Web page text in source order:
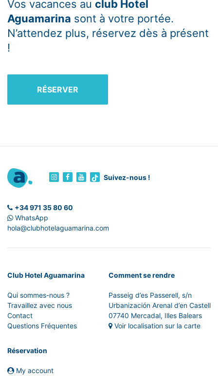
Vos vacances au club Hotel
Aguamarina sont à votre portée.
N’attendez plus, réservez dès à présent
!
RÉSERVER
Suivez-nous !
+34 971 35 80 60
WhatsApp
hola@clubhotelaguamarina.com
Club Hotel Aguamarina
Qui sommes-nous ?
Travaillez avec nous
Contact
Questions Fréquentes
Comment se rendre
Passeig d’es Passerell, s/n
Urbanización Arenal d’en Castell
07740 Mercadal, Illes Balears
Voir localisation sur la carte
Réservation
My account